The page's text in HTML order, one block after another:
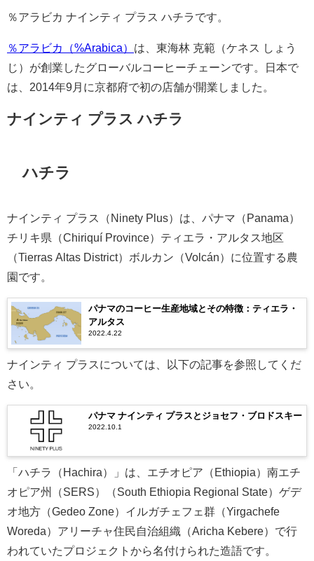
％アラビカ ナインティ プラス ハチラです。
％アラビカ（%Arabica） は、東海林 克範（ケネス しょう
じ）が創業したグローバルコーヒーチェーンです。日本で
は、2014年9月に京都府で初の店舗が開業しました。
ナインティ プラス ハチラ
ハチラ
ナインティ プラス（Ninety Plus）は、パナマ（Panama）
チリキ県（Chiriquí Province）ティエラ・アルタス地区
（Tierras Altas District）ボルカン（Volcán）に位置する農
園です。
パナマのコーヒー生産地域とその特徴：ティエラ・
アルタス
2022.4.22
ナインティ プラスについては、以下の記事を参照してくだ
さい。
パナマ ナインティ プラスとジョセフ・ブロドスキー
2022.10.1
「ハチラ（Hachira）」は、エチオピア（Ethiopia）南エチ
オピア州（SERS）（South Ethiopia Regional State）ゲデ
オ地方（Gedeo Zone）イルガチェフェ群（Yirgachefe
Woreda）アリーチャ住民自治組織（Aricha Kebere）で行
われていたプロジェクトから名付けられた造語です。